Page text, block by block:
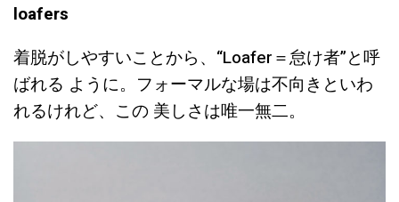
loafers
着脱がしやすいことから、“Loafer＝怠け者”と呼
ばれる ように。フォーマルな場は不向きといわ
れるけれど、この 美しさは唯一無二。